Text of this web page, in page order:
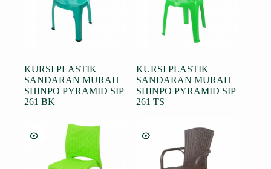
KURSI PLASTIK
SANDARAN MURAH
SHINPO PYRAMID SIP
261 BK
KURSI PLASTIK
SANDARAN MURAH
SHINPO PYRAMID SIP
261 TS